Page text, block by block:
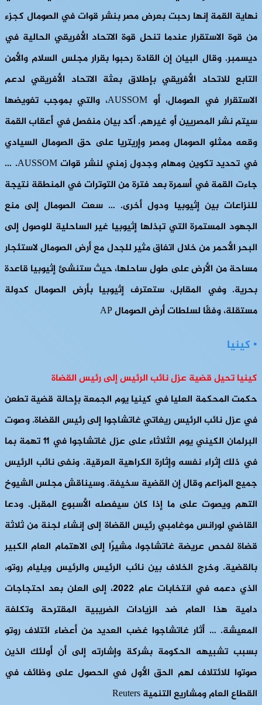
نهاية القمة إنها رحبت بعرض مصر بنشر قوات في الصومال كجزء
من قوة الاستقرار عندما تنحل قوة الاتحاد الأفريقي الحالية في
ديسمبر. وقال البيان إن القادة رحبوا بقرار مجلس السلام والأمن
التابع للاتحاد الأفريقي بإطلاق بعثة الاتحاد الأفريقي لدعم
الاستقرار في الصومال، أو AUSSOM، والتي بموجب تفويضها
سيتم نشر المصريين أو غيرهم. أكد بيان منفصل في أعقاب القمة
وقعه ممثلو الصومال ومصر وإريتريا على حق الصومال السيادي
في تحديد تكوين ومهام وجدول زمني لنشر قوات AUSSOM. …
جاءت القمة في أسمرة بعد فترة من التوترات في المنطقة نتيجة
للنزاعات بين إثيوبيا ودول أخرى. … سعت الصومال إلى منع
الجهود المستمرة التي تبذلها إثيوبيا غير الساحلية للوصول إلى
البحر الأحمر من خلال اتفاق مثير للجدل مع أرض الصومال لاستئجار
مساحة من الأرض على طول ساحلها، حيث ستنشئ إثيوبيا قاعدة
بحرية. وفي المقابل، ستعترف إثيوبيا بأرض الصومال كدولة
مستقلة، وفقًا لسلطات أرض الصومال AP
• كينيا
كينيا تحيل قضية عزل نائب الرئيس إلى رئيس القضاة
حكمت المحكمة العليا في كينيا يوم الجمعة بإحالة قضية تطعن
في عزل نائب الرئيس ريغاتي غاتشاجوا إلى رئيس القضاة. وصوت
البرلمان الكيني يوم الثلاثاء على عزل غاتشاجوا في 11 تهمة بما
في ذلك إثراء نفسه وإثارة الكراهية العرقية. ونفى نائب الرئيس
جميع المزاعم وقال إن القضية سخيفة. وسيناقش مجلس الشيوخ
التهم ويصوت على ما إذا كان سيفصله الأسبوع المقبل. ودعا
القاضي لورانس موغامبي رئيس القضاة إلى إنشاء لجنة من ثلاثة
قضاة لفحص عريضة غاتشاجوا، مشيرًا إلى الاهتمام العام الكبير
بالقضية. وخرج الخلاف بين نائب الرئيس والرئيس ويليام روتو،
الذي دعمه في انتخابات عام 2022، إلى العلن بعد احتجاجات
دامية هذا العام ضد الزيادات الضريبية المقترحة وتكلفة
المعيشة. … أثار غاتشاجوا غضب العديد من أعضاء ائتلاف روتو
بسبب تشبيهه الحكومة بشركة وإشارته إلى أن أولئك الذين
صوتوا للائتلاف لهم الحق الأول في الحصول على وظائف في
القطاع العام ومشاريع التنمية Reuters